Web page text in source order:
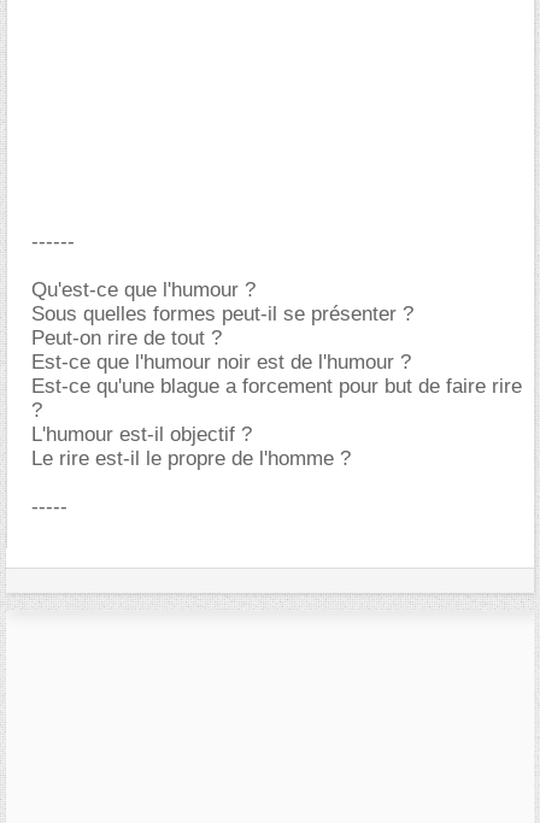
------
Qu'est-ce que l'humour ?
Sous quelles formes peut-il se présenter ?
Peut-on rire de tout ?
Est-ce que l'humour noir est de l'humour ?
Est-ce qu'une blague a forcement pour but de faire rire
?
L'humour est-il objectif ?
Le rire est-il le propre de l'homme ?
-----